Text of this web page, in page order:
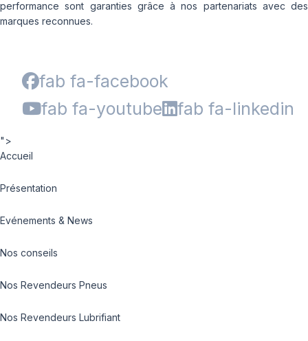
performance sont garanties grâce à nos partenariats avec des
marques reconnues.
fab fa-facebook
fab fa-youtube
fab fa-linkedin
">
Accueil
Présentation
Evénements & News
Nos conseils
Nos Revendeurs Pneus
Nos Revendeurs Lubrifiant